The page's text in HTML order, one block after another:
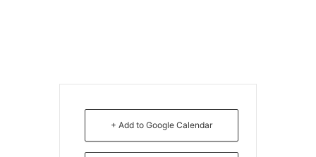
+ Add to Google Calendar